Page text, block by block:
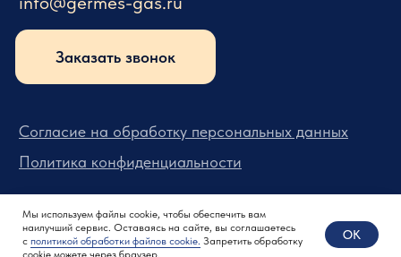
Мы используем файлы cookie, чтобы обеспечить вам
наилучший сервис. Оставаясь на сайте, вы соглашаетесь
с политикой обработки файлов cookie. Запретить обработку
cookie можете через браузер.
OK